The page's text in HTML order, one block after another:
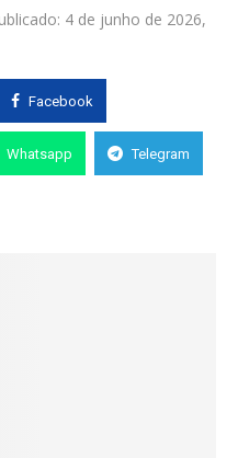
4 de junho de 2026,
Facebook
Whatsapp Telegram